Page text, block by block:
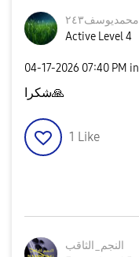
محمديوسف٢٤٣
Active Level 4
‎04-17-2026 07:40 PM in
شكرا🙏
1 Like
النجم_الثاقب